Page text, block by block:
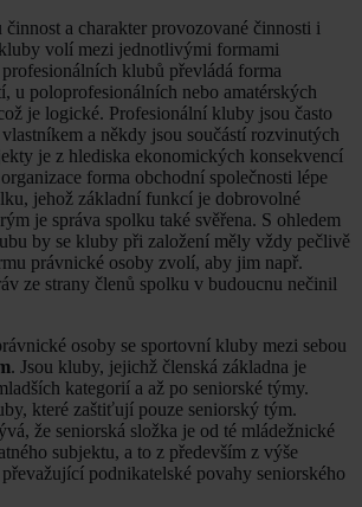
a charakter provozované činnosti i
volí mezi jednotlivými formami
klubů převládá forma
u poloprofesionálních nebo amatérských
je logické. Profesionální kluby jsou často
a někdy jsou součástí rozvinutých
je z hlediska ekonomických konsekvencí
forma obchodní společnosti lépe
jehož základní funkcí je dobrovolné
je správa spolku také svěřena. S ohledem
by se kluby při založení měly vždy pečlivě
právnické osoby zvolí, aby jim např.
ze strany členů spolku v budoucnu nečinil
osoby se sportovní kluby mezi sebou
. Jsou kluby, jejichž členská základna je
kategorií a až po seniorské týmy.
které zaštiťují pouze seniorský tým.
že seniorská složka je od té mládežnické
subjektu, a to z především z výše
podnikatelské povahy seniorského